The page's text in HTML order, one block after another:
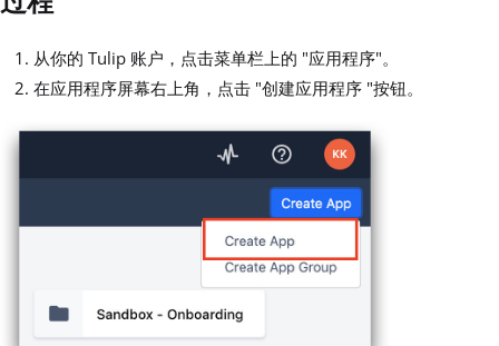
从你的 Tulip 账户，点击菜单栏上的 "应用程序"。
在应用程序屏幕右上角，点击 "创建应用程序 "按钮。